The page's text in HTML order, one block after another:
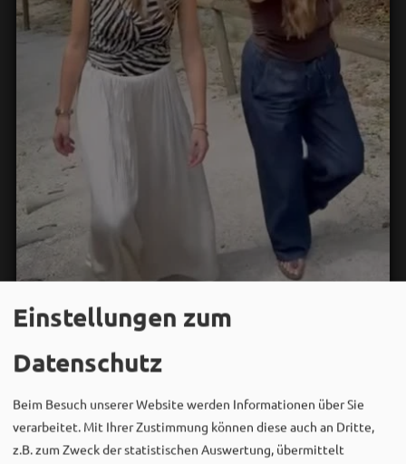
Bergwaldtheater
06. August um 18:08 via Facebook
Sei wie Luisa & Chiara!
neuen Ohrwurm. 🎤✨
Gute Musik, beste Stimmung und ein Sommerabend,
der im Kopf bleibt. 🌿🎵
Einstellungen zum
Datenschutz
Beim Besuch unserer Website werden Informationen über Sie
verarbeitet. Mit Ihrer Zustimmung können diese auch an Dritte,
z.B. zum Zweck der statistischen Auswertung, übermittelt